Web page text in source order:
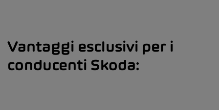
Vantaggi esclusivi per i
conducenti Skoda: